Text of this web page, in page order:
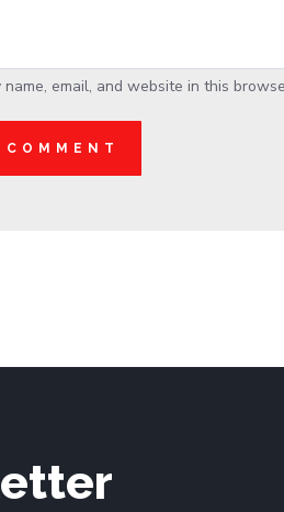
name, email, and website in this